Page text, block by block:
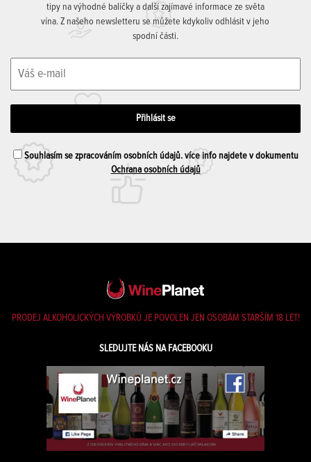
tipy na výhodné balíčky a další zajímavé informace ze světa
vína. Z našeho newsletteru se můžete kdykoliv odhlásit v jeho
spodní části.
Souhlasím se zpracováním osobních údajů. více info najdete v dokumentu
Ochrana osobních údajů
PRODEJ ALKOHOLICKÝCH VÝROBKŮ JE POVOLEN JEN OSOBÁM STARŠÍM 18 LET!
SLEDUJTE NÁS NA FACEBOOKU